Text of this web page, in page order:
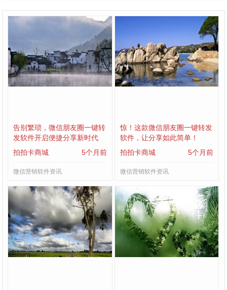
告别繁琐，微信朋友圈一键转
发软件开启便捷分享新时代
拍拍卡商城
5个月前
微信营销软件资讯
惊！这款微信朋友圈一键转发
软件，让分享如此简单！
拍拍卡商城
5个月前
微信营销软件资讯